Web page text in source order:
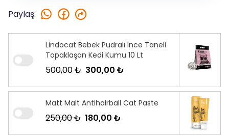
Paylaş:
Lindocat Bebek Pudralı Ince Taneli
Topaklaşan Kedi Kumu 10 Lt
500,00 ₺ 300,00 ₺
Matt Malt Antihairball Cat Paste
250,00 ₺ 180,00 ₺